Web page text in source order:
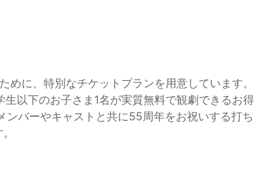
に、特別なチケットプランを用意しています。
以下のお子さま1名が実質無料で観劇できるお得
バーやキャストと共に55周年をお祝いする打ち